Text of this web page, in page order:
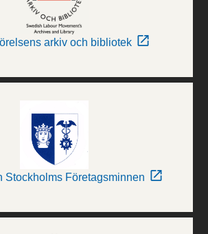
arkiv och bibliotek
Stockholms Företagsminnen